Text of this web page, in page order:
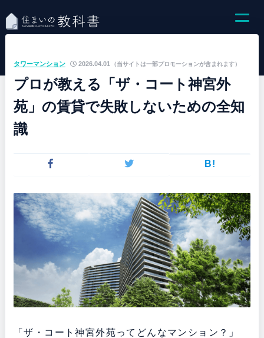
（当サイトは一部プロモーションが含まれます）
タワーマンション 2026.04.01
プロが教える「ザ・コート神宮外
苑」の賃貸で失敗しないための全知
識
B!
「ザ・コート神宮外苑ってどんなマンション？」